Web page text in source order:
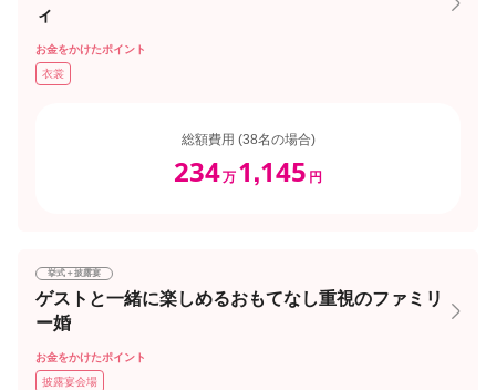
ィ
お金をかけたポイント
衣裳
総額費用 (38名の場合)
234万 1,145 円
挙式＋披露宴
ゲストと一緒に楽しめるおもてなし重視のファミリ
ー婚
お金をかけたポイント
披露宴会場